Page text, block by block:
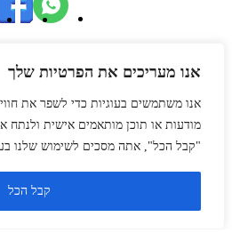
אנו מעריכים את הפרטיות שלך
אנו משתמשים בעוגיות כדי לשפר את
מודעות או תוכן מותאמים אישית ולנתח
"קבל הכל", אתה מסכים לשימוש שלנו
קבל הכל
0723941168
ראשי
בלוג